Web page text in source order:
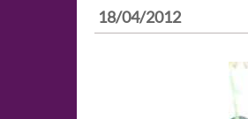
18/04/2012